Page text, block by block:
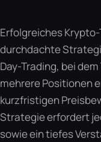
Erfolgreiches
durchdachte
Day-Trading, bei
mehrere Positionen
kurzfristigen
Strategie erfordert
sowie ein tiefes